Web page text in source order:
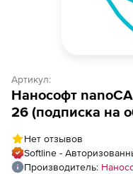
Артикул:
Нанософт
26 (подписка на
subscription на 1
Нет отзывов
Softline -
Производитель: